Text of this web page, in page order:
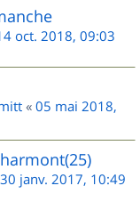
oct. 2018, 09:03
« 05 mai 2018,
30 janv. 2017, 10:49